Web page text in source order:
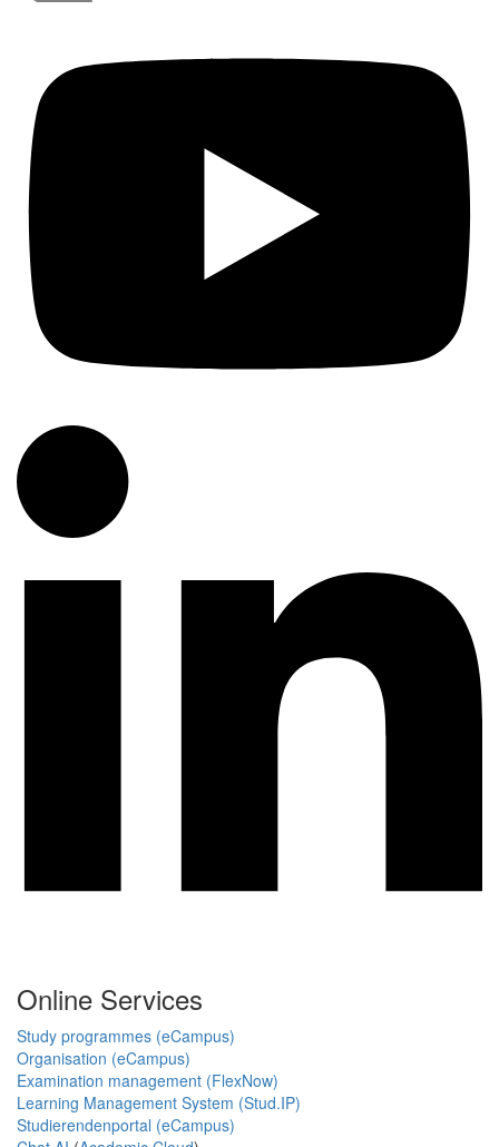
Online Services
Study programmes (eCampus)
Organisation (eCampus)
Examination management (FlexNow)
Learning Management System (Stud.IP)
Studierendenportal (eCampus)